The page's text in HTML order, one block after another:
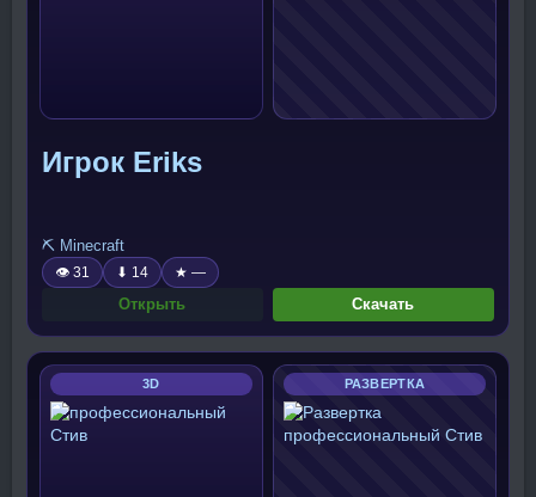
Игрок Eriks
⛏️ Minecraft
👁 31 ⬇ 14 ★ —
Открыть Скачать
3D РАЗВЕРТКА